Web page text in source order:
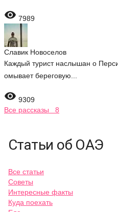
 7989
Славик Новоселов
Каждый турист наслышан о
омывает береговую...
 9309
Все рассказы 8
Статьи об ОАЭ
Все статьи
Советы
Интересные факты
Куда поехать